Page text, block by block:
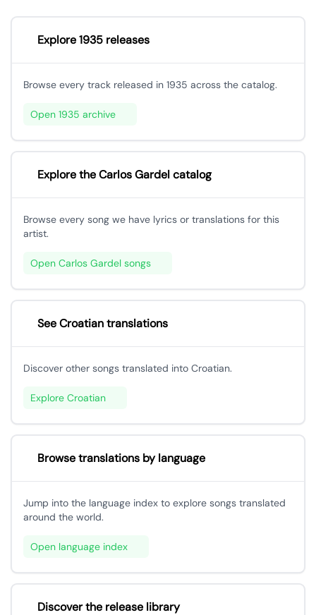
Explore 1935 releases
Browse every track released in 1935 across the catalog.
Open 1935 archive
Explore the Carlos Gardel catalog
Browse every song we have lyrics or translations for this
artist.
Open Carlos Gardel songs
See Croatian translations
Discover other songs translated into Croatian.
Explore Croatian
Browse translations by language
Jump into the language index to explore songs translated
around the world.
Open language index
Discover the release library